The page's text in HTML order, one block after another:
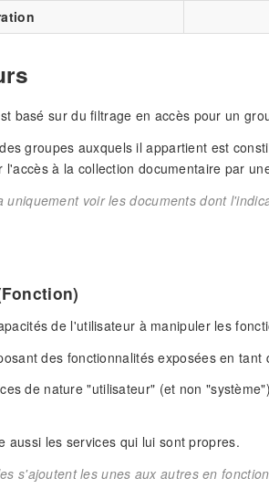
basé sur du filtrage en accès pour un
groupes auxquels il appartient est
à la collection documentaire par
uniquement voir les documents dont
de l'utilisateur à manipuler les
des fonctionnalités exposées en tant
de nature "utilisateur" (et non
aussi les services qui lui sont propres.
s'ajoutent les unes aux autres en